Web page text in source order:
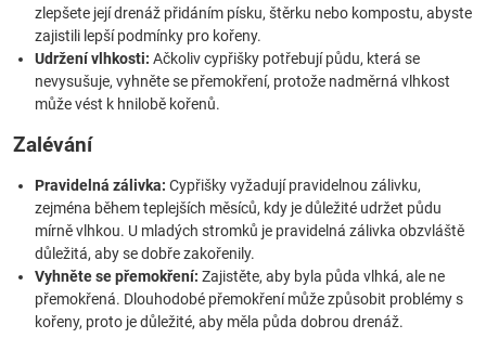
zlepšete její drenáž přidáním písku, štěrku nebo kompostu, abyste
zajistili lepší podmínky pro kořeny.
Udržení vlhkosti: Ačkoliv cypřišky potřebují půdu, která se
nevysušuje, vyhněte se přemokření, protože nadměrná vlhkost
může vést k hnilobě kořenů.
Zalévání
Pravidelná zálivka: Cypřišky vyžadují pravidelnou zálivku,
zejména během teplejších měsíců, kdy je důležité udržet půdu
mírně vlhkou. U mladých stromků je pravidelná zálivka obzvláště
důležitá, aby se dobře zakořenily.
Vyhněte se přemokření: Zajistěte, aby byla půda vlhká, ale ne
přemokřená. Dlouhodobé přemokření může způsobit problémy s
kořeny, proto je důležité, aby měla půda dobrou drenáž.